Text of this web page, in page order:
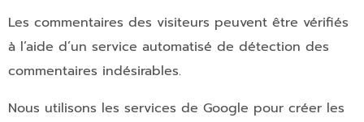
Les commentaires des visiteurs peuvent être vérifiés
à l’aide d’un service automatisé de détection des
commentaires indésirables.
Nous utilisons les services de Google pour créer les